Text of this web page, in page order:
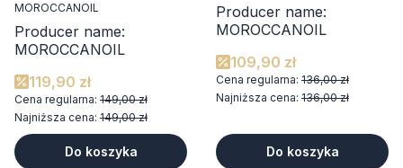
MOROCCANOIL
Producer name:
MOROCCANOIL
119,90 zł
Cena regularna: 149,00 zł
Najniższa cena: 149,00 zł
Do koszyka
Producer name:
MOROCCANOIL
109,90 zł
Cena regularna: 136,00 zł
Najniższa cena: 136,00 zł
Do koszyka